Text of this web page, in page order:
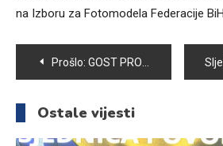
na Izboru za Fotomodela Federacije
Navigacija
članaka
Prošlo: GOST PROGRAMA RADIJA VOGOŠĆA NAČELNIK OPĆINE VOGOŠĆA MIGDAD HASANOVIĆ
Ostale vijesti